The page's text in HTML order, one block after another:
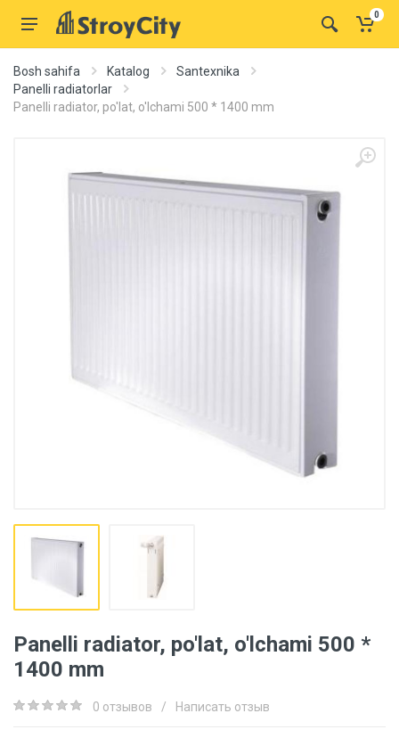
0
Bosh sahifa Katalog
Santexnika
Panelli radiatorlar
Panelli radiator, po'lat, o'lchami 500 * 1400 mm
Panelli radiator, po'lat, o'lchami 500 *
1400 mm
0 отзывов / Написать отзыв